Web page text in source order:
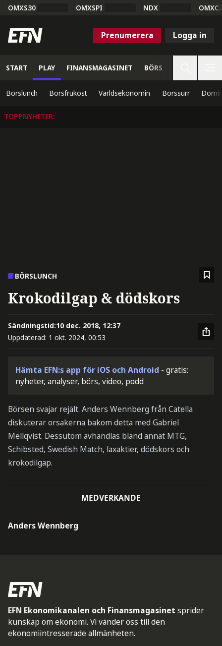
OMXS30 OMXSPI NDX
Prenumerera Logga in
START PLAY FINANSMAGASINET BÖRS
Börslunch Börsfrukost Världsekonomin Börssurr
TOPPNYHETER:
BÖRSLUNCH
Krokodilgap & dödskors
Sändningstid:10 dec. 2018, 12:37
Uppdaterad: 1 okt. 2024, 00:53
Hämta EFN:s app för iOS och Android - gratis:
nyheter, analyser, börs, video, podd
Börsen svajar rejält. Anders Wennberg från Catella
diskuterar orsakerna bakom detta med Gabriel
Mellqvist. Dessutom avhandlas bland annat MTG,
Schibsted, Swedish Match, laxaktier, dödskors och
krokodilgap.
MEDVERKANDE
Anders Wennberg
EFN Ekonomikanalen och Finansmagasinet sprider
kunskap om ekonomi. Vi vänder oss till den
ekonomiintresserade allmänheten.